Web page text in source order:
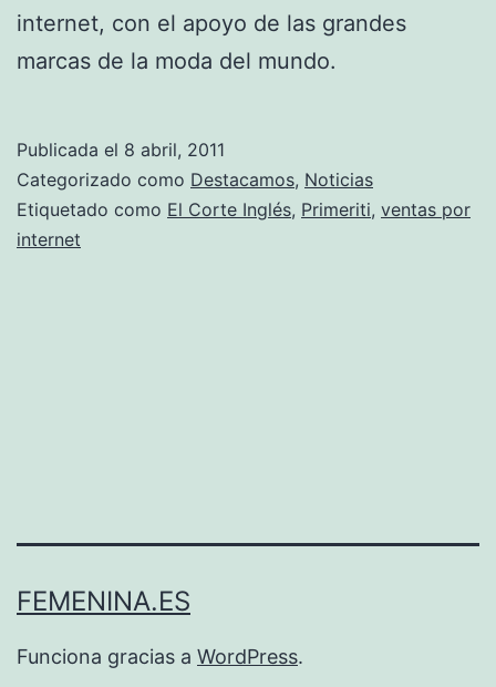
internet, con el apoyo de las grandes
marcas de la moda del mundo.
Publicada el 8 abril, 2011
Categorizado como Destacamos, Noticias
Etiquetado como El Corte Inglés, Primeriti, ventas por
internet
FEMENINA.ES
Funciona gracias a WordPress.